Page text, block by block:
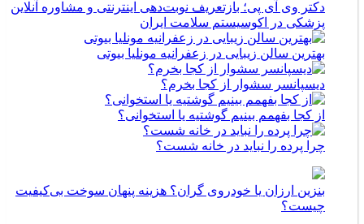
دکتر وی آی پی؛ بازتعریف نوبت‌دهی اینترنتی و مشاوره آنلاین
پزشکی در اکوسیستم سلامت ایران
بهترین سالن زیبایی در زعفرانیه مونلیا بیوتی
دیسپانسر سشوار از کجا بخرم؟
از کجا بفهمم بینیم گوشتیه یا استخوانی؟
چرا پرده را نباید در خانه شست؟
بنزین ارزان یا خودروی گران؟ هزینه پنهان سوخت بی‌کیفیت
چیست؟